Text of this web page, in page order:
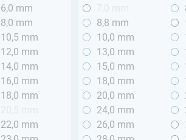
6,0 mm
8,0 mm
10,5 mm
12,0 mm
14,0 mm
16,0 mm
18,0 mm
22,0 mm
8,8 mm
10,0 mm
13,0 mm
15,0 mm
18,0 mm
20,0 mm
24,0 mm
26,0 mm